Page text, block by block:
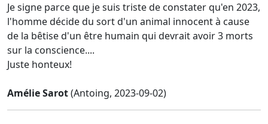
Je signe parce que je suis triste de constater qu'en 2023,
l'homme décide du sort d'un animal innocent à cause
de la bêtise d'un être humain qui devrait avoir 3 morts
sur la conscience....
Juste honteux!
Amélie Sarot(Antoing, 2023-09-02)